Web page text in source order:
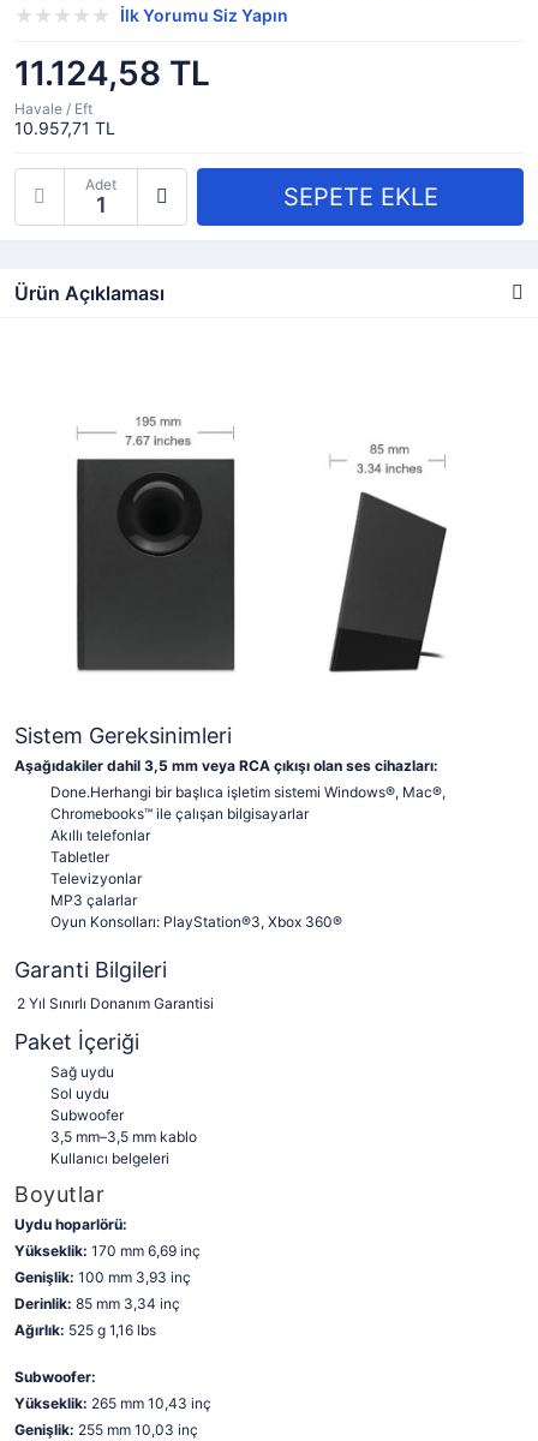
İlk Yorumu Siz Yapın
11.124,58 TL
Havale / Eft
10.957,71 TL
Adet
Ürün Açıklaması
Sistem Gereksinimleri
Aşağıdakiler dahil 3,5 mm veya RCA çıkışı olan ses cihazları:
Done.Herhangi bir başlıca işletim sistemi Windows®, Mac®,
Chromebooks™ ile çalışan bilgisayarlar
Akıllı telefonlar
Tabletler
Televizyonlar
MP3 çalarlar
Oyun Konsolları: PlayStation®3, Xbox 360®
Garanti Bilgileri
2 Yıl Sınırlı Donanım Garantisi
Paket İçeriği
Sağ uydu
Sol uydu
Subwoofer
3,5 mm–3,5 mm kablo
Kullanıcı belgeleri
Boyutlar
Uydu hoparlörü:
Yükseklik: 170 mm 6,69 inç
Genişlik: 100 mm 3,93 inç
Derinlik: 85 mm 3,34 inç
Ağırlık: 525 g 1,16 lbs
Subwoofer:
Yükseklik: 265 mm 10,43 inç
Genişlik: 255 mm 10,03 inç